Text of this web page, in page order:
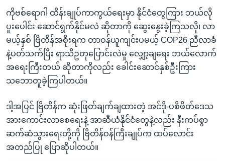
ကိုဗစ်ရောဂါ ထိန်းချုပ်ကာကွယ်ရေးမှာ နိုင်ငံတွေကြား ဘယ်လို
ပူးပေါင်း ဆောင်ရွက်နိုင်မလဲ ဆိုတာကို ဆွေးနွေးခဲ့ကြသလို၊ လာ
မယ့်နှစ် ဗြိတိန်အစိုးရက တာဝန်ယူကျင်းပမယ့် COP26 ညီလာခံ
နဲ့ပတ်သက်ပြီး ရာသီဥတုပြောင်းလဲမှု လျှော့ချရေး ဘယ်လောက်
အရေးကြီးတယ် ဆိုတာကိုလည်း ခေါင်းဆောင်နှစ်ဦးကြား
သဘောတူခဲ့ကြပါတယ်။
ဒါ့အပြင် ဗြိတိန်က ဆုံးဖြတ်ချက်ချထားတဲ့ အင်ဒို-ပစိဖိတ်ဒေသ
အားကောင်းလာစေရေးနဲ့ အာဆီယံနိုင်ငံတွေနဲ့လည်း နီးကပ်စွာ
ဆက်ဆံသွားရေးတို့ကို ဗြိတိန်ဝန်ကြီးချုပ်က ထပ်လောင်း
အတည်ပြု ပြောဆိုပါတယ်။